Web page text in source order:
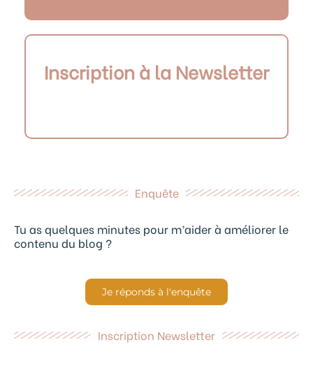
Inscription à la Newsletter
Enquête
Tu as quelques minutes pour m’aider à améliorer le
contenu du blog ?
Je réponds à l'enquête
Inscription Newsletter